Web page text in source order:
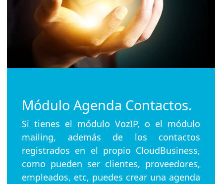
Módulo Agenda Contactos.
Si tienes el módulo VozIP, o el módulo
mailing, además de los contactos
registrados en el propio CloudBusiness,
como pueden ser clientes, proveedores,
empleados, etc, puedes crear una agenda